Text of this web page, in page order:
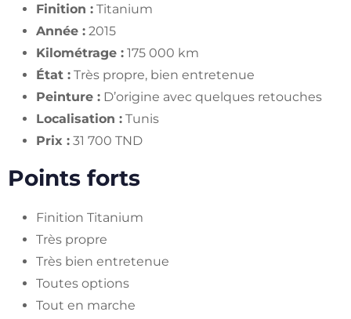
Finition : Titanium
Année : 2015
Kilométrage : 175 000 km
État : Très propre, bien entretenue
Peinture : D’origine avec quelques retouches
Localisation : Tunis
Prix : 31 700 TND
Points forts
Finition Titanium
Très propre
Très bien entretenue
Toutes options
Tout en marche